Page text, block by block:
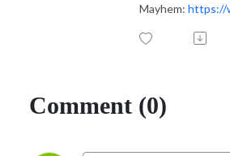
Mayhem: https://
Comment (0)